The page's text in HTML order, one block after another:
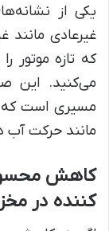
یکی از
غیرعادی
که تازه موتور
می‌کنید. این
مسیری است که
مانند حرکت آب
کاهش
کننده در